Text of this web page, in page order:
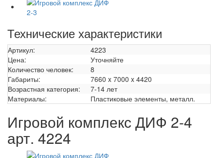
Технические характеристики
Артикул:
4223
Цена:
Уточняйте
Количество человек:
8
Габариты:
7660 x 7000 x 4420
Возрастная категория:
7-14 лет
Материалы:
Пластиковые элементы, металл.
Игровой комплекс ДИФ 2-4
арт. 4224